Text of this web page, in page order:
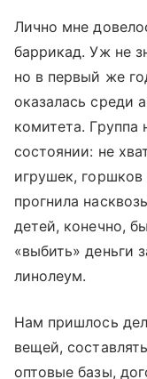
Лично мне
баррикад. Уж не
но в первый же
оказалась среди
комитета.
состоянии: не
игрушек,
прогнила
детей, конечно,
«выбить» деньги
линолеум.
Нам пришлось
вещей,
оптовые базы,